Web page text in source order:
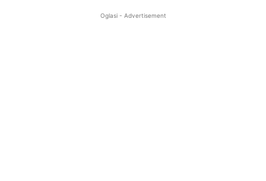
Oglasi - Advertisement